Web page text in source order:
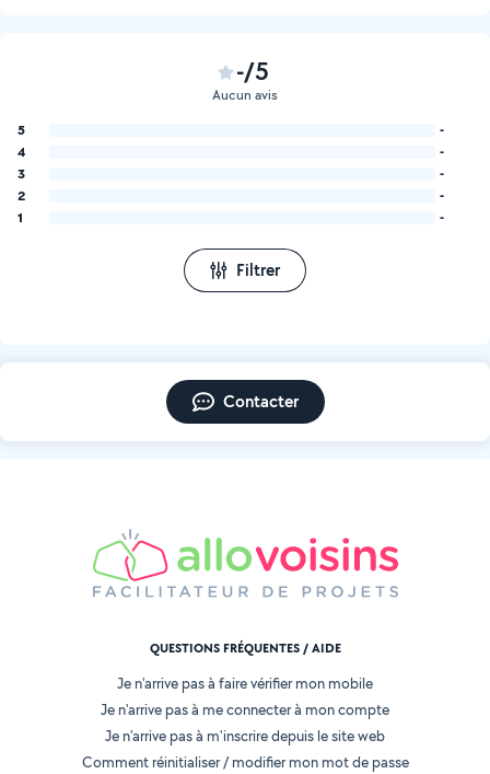
-/5
Aucun avis
5
-
4
-
3
-
2
-
1
-
Filtrer
Contacter
QUESTIONS FRÉQUENTES / AIDE
Je n'arrive pas à faire vérifier mon mobile
Je n'arrive pas à me connecter à mon compte
Je n'arrive pas à m'inscrire depuis le site web
Comment réinitialiser / modifier mon mot de passe